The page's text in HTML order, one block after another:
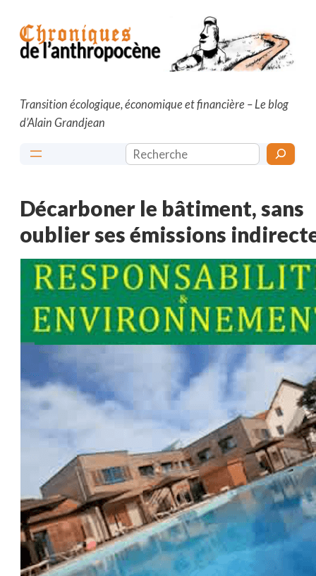
contenu
Transition écologique, économique et financière – Le blog
d’Alain Grandjean
Rechercher
Décarboner le bâtiment, sans
oublier ses émissions